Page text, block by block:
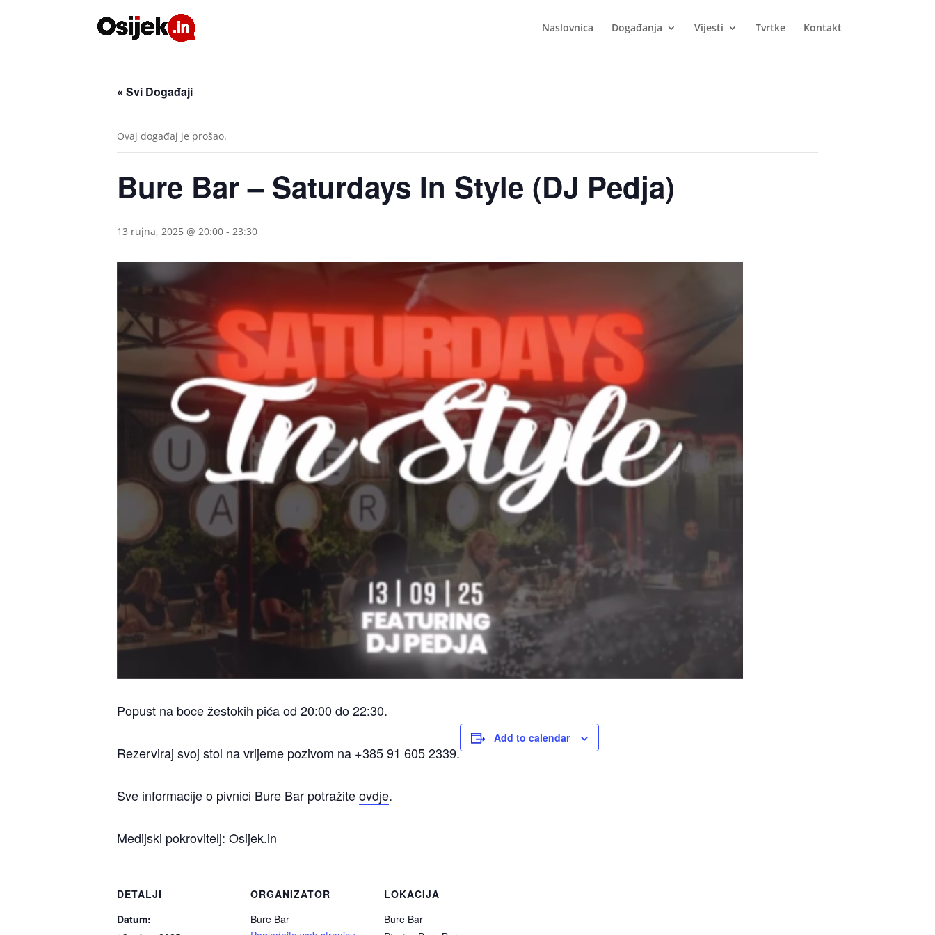
Naslovnica Događanja Vijesti Tvrtke Kontakt
« Svi Događaji
Ovaj događaj je prošao.
Bure Bar – Saturdays In Style (DJ Pedja)
13 rujna, 2025 @ 20:00 - 23:30
Popust na boce žestokih pića od 20:00 do 22:30.
Rezerviraj svoj stol na vrijeme pozivom na +385 91 605 2339.
Sve informacije o pivnici Bure Bar potražiteovdje.
Medijski pokrovitelj: Osijek.in
Add to calendar
DETALJI
Datum:
ORGANIZATOR
Bure Bar
LOKACIJA
Bure Bar